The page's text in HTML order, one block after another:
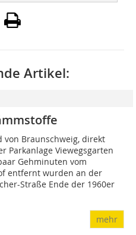
Artikel:
von Braunschweig, direkt
Parkanlage Viewegsgarten
Gehminuten vom
entfernt wurden an der
Straße Ende der 1960er
mehr